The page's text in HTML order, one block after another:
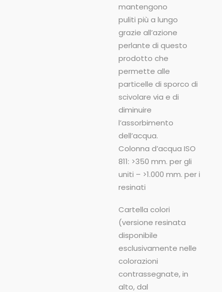
mantengono
puliti più a lungo
grazie all’azione
perlante di questo
prodotto che
permette alle
particelle di sporco di
scivolare via e di
diminuire
l’assorbimento
dell’acqua.
Colonna d’acqua ISO
811: >350 mm. per gli
uniti – >1.000 mm. per i
resinati
Cartella colori
(versione resinata
disponibile
esclusivamente nelle
colorazioni
contrassegnate, in
alto, dal